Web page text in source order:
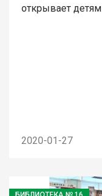
открывает
2020-01-27